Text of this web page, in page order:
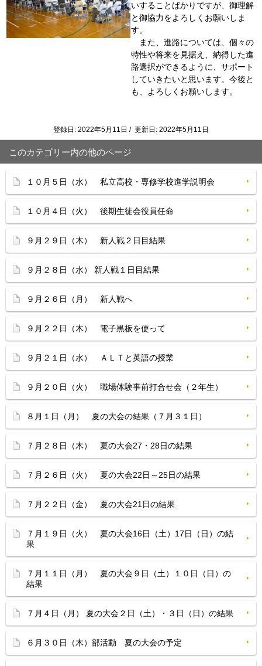
いすることばかりですが、御理解
と御協力をよろしくお願いしま
す。
また、進路については、個々の
特性や将来を見据え、納得した進
路選択ができるように、サポート
していきたいと思います。今後と
も、よろしくお願いします。
登録日: 2022年5月11日 / 更新日: 2022年5月11日
このカテゴリー内の他のページ
１０月５日（水） 私立高校・専修学校進学説明会
１０月４日（火） 後期生徒会役員任命
９月２９日（木） 新人戦２日目結果
９月２８日（水） 新人戦１日目結果
９月２６日（月） 新人戦へ
９月２２日（木） 電子黒板を使って
９月２１日（水） ＡＬＴと英語の授業
９月２０日（火） 職場体験事前打合せ会（２年生）
８月１日（月） 夏の大会の結果（７月３１日）
７月２８日（木） 夏の大会27・28日の結果
７月２６日（火） 夏の大会22日～25日の結果
７月２２日（金） 夏の大会21日の結果
７月１９日（火） 夏の大会16日（土）17日（日）の結
果
７月１１日（月） 夏の大会９日（土）１０日（日）の
結果
７月４日（月） 夏の大会２日（土）・３日（日）の結果
６月３０日（木）部活動 夏の大会の予定